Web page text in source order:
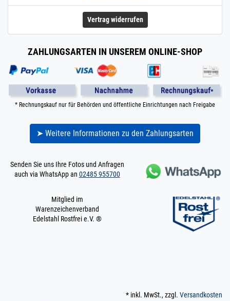
Vertrag widerrufen
ZAHLUNGSARTEN IN UNSEREM ONLINE-SHOP
* Rechnungskauf nur für Behörden und öffentliche Einrichtungen nach Freigabe
➤ Weitere Informationen zu den Zahlungsarten
Senden Sie uns Ihre Fotos und Anfragen
auch via WhatsApp an 02485 955700
Mitglied im
Warenzeichenverband
Edelstahl Rostfrei e.V. ®
* inkl. MwSt., zzgl. Versandkosten